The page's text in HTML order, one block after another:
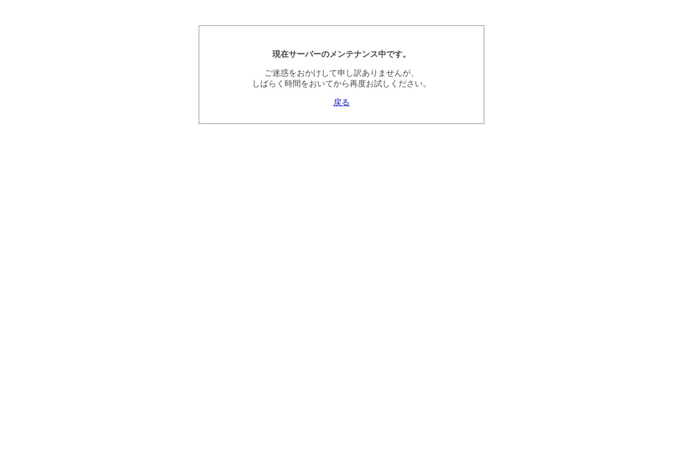
現在サーバーのメンテナンス中です。
ご迷惑をおかけして申し訳ありませんが、
しばらく時間をおいてから再度お試しください。
戻る